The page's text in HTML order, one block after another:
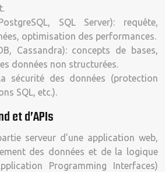
SQL Server): requête,
optimisation des performances.
Cassandra): concepts de bases,
données non structurées.
sécurité des données (protection
SQL, etc.).
et d’APIs
serveur d’une application web,
des données et de la logique
Programming Interfaces)